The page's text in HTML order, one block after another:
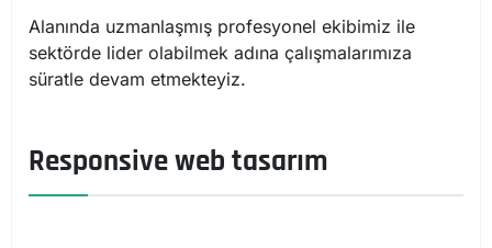
Alanında uzmanlaşmış profesyonel ekibimiz ile
sektörde lider olabilmek adına çalışmalarımıza
süratle devam etmekteyiz.
Responsive web tasarım